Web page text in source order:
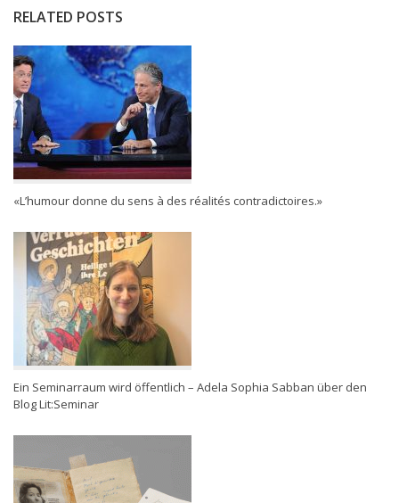
RELATED POSTS
«L’humour donne du sens à des réalités contradictoires.»
Ein Seminarraum wird öffentlich – Adela Sophia Sabban über den
Blog Lit:Seminar